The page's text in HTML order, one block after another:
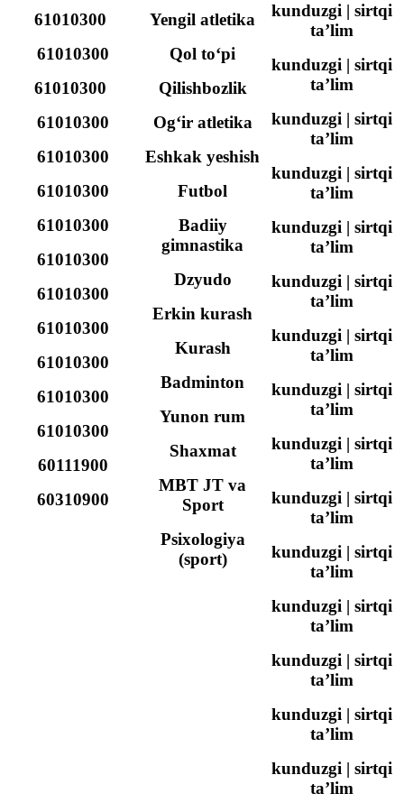
61010300
61010300
61010300
61010300
61010300
61010300
61010300
61010300
61010300
61010300
61010300
61010300
61010300
60111900
60310900
Yengil atletika
Qol to‘pi
Qilishbozlik
Og‘ir atletika
Eshkak yeshish
Futbol
Badiiy
gimnastika
Dzyudo
Erkin kurash
Kurash
Badminton
Yunon rum
Shaxmat
MBT JT va
Sport
Psixologiya
(sport)
kunduzgi | sirtqi
ta’lim
kunduzgi | sirtqi
ta’lim
kunduzgi | sirtqi
ta’lim
kunduzgi | sirtqi
ta’lim
kunduzgi | sirtqi
ta’lim
kunduzgi | sirtqi
ta’lim
kunduzgi | sirtqi
ta’lim
kunduzgi | sirtqi
ta’lim
kunduzgi | sirtqi
ta’lim
kunduzgi | sirtqi
ta’lim
kunduzgi | sirtqi
ta’lim
kunduzgi | sirtqi
ta’lim
kunduzgi | sirtqi
ta’lim
kunduzgi | sirtqi
ta’lim
kunduzgi | sirtqi
ta’lim